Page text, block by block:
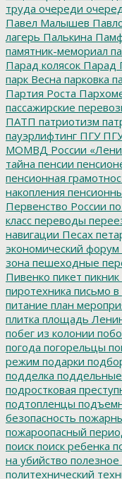
труда очереди
Павел Малышев
лагерь Палькина
памятник-мемориал
Парад колясок Парад
парк Весна парковка
Партия Роста
пассажирские
ПАТП патриотизм
пауэрлифтинг ПГУ
МОМВД России
тайна пенсии
пенсионная
накопления
Первенство России
класс переводы
навигации Песах
экономический форум
зона пешеходные
Пивенко пикет пикник
пиротехника письмо
питание план
плитка площадь
побег из колонии
погода погорельцы
режим подарки
подделка поддельные
подростковая
подтопленцы
безопасность
пожароопасный
поиск поиск ребенка
на убийство полезное
политехнический